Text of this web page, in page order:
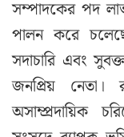
সম্পাদকের পদ
পালন করে
সদাচারি এবং
জনপ্রিয় নেতা।
অসাম্প্রদায়িক